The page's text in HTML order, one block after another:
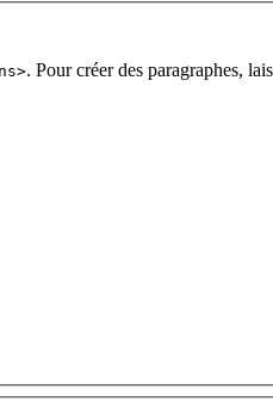
. Pour créer des paragraphes,